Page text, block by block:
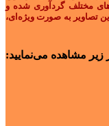
مختلف گردآوری شده و
تصاویر به صورت ویژه‌ای،
زیر مشاهده می‌نمایید: